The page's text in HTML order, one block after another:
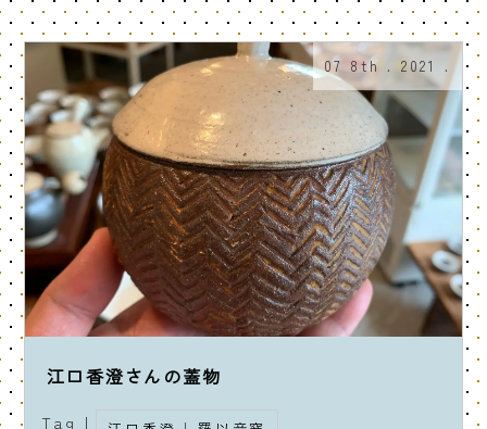
07 8th . 2021 .
江口香澄さんの蓋物
Tag |